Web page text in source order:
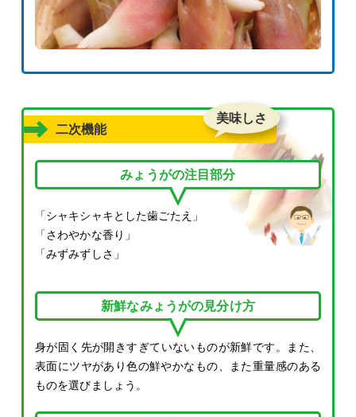
二次機能
美味しさ
みょうがの注目部分
「シャキシャキとした歯ごたえ」
「さわやかな香り」
「みずみずしさ」
新鮮なみょうがの見分け方
身が固く先が開きすぎていないものが新鮮です。また、
表面にツヤがあり色の鮮やかなもの、また重量感のある
ものを選びましょう。